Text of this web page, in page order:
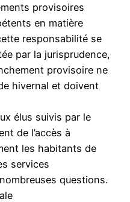
provisoires
en matière
responsabilité se
par la jurisprudence,
provisoire ne
hivernal et doivent
élus suivis par le
de l’accès à
les habitants de
services
questions.